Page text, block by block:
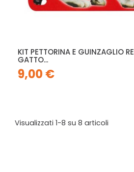
KIT PETTORINA E GUINZAGLIO
GATTO...
9,00 €
Visualizzati 1-8 su 8 articoli